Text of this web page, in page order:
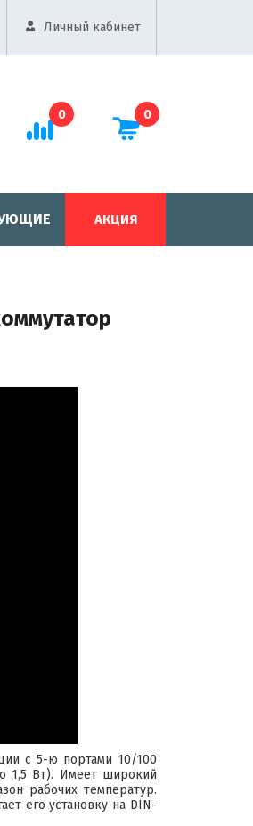
Личный кабинет
0 0
АКЦИЯ
с 5-ю портами 10/100
1,5 Вт). Имеет широкий
рабочих температур.
его установку на DIN-